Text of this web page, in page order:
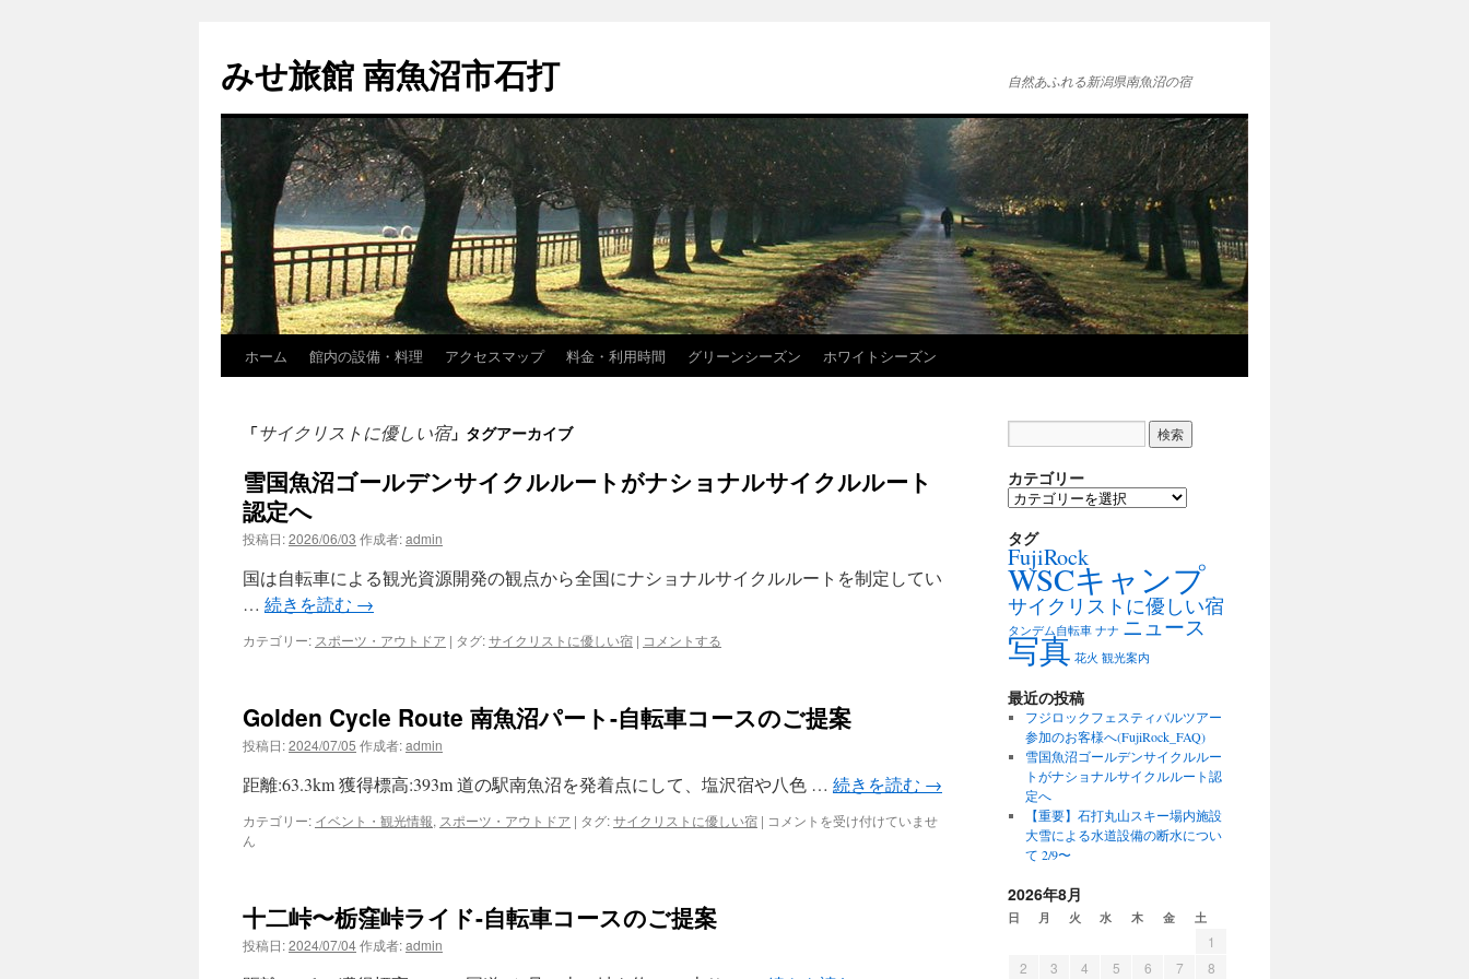
テ
ン
ス
キ
ッ
プ
みせ旅館 南魚沼市石打 自然あふれる新潟県南魚沼の宿
ホーム 館内の設備・料理 アクセスマップ 料金・利用時間 グリーンシーズン ホワイトシーズン
「サイクリストに優しい宿」タグアーカイブ
雪国魚沼ゴールデンサイクルルートがナショナルサイクルルート
認定へ
投稿日:2026/06/03 作成者:admin
国は自転車による観光資源開発の観点から全国にナショナルサイクルルートを制定してい
… 続きを読む →
カテゴリー: スポーツ・アウトドア | タグ:サイクリストに優しい宿 | コメントする
Golden Cycle Route 南魚沼パート-自転車コースのご提案
投稿日:2024/07/05 作成者:admin
距離:63.3km 獲得標高:393m 道の駅南魚沼を発着点にして、塩沢宿や八色 … 続きを読む →
カテゴリー: イベント・観光情報, スポーツ・アウトドア | タグ:サイクリストに優しい宿 | Golden
コメントを受け付けていませ
ん
十二峠〜栃窪峠ライド-自転車コースのご提案
投稿日:2024/07/04作成者:admin
カテゴリー
カ
ゴ
リ
ー
タグ
FujiRock
WSCキャンプ
サイクリストに優しい宿
タンデム自転車 ナナ ニュース
写真 花火 観光案内
最近の投稿
フジロックフェスティバルツアー
参加のお客様へ(FujiRock_FAQ)
雪国魚沼ゴールデンサイクルルー
トがナショナルサイクルルート認
定へ
【重要】石打丸山スキー場内施設
大雪による水道設備の断水につい
て 2/9〜
2026年8月
日 月 火 水 木 金 土
1
2
3 4 5 6 7 8